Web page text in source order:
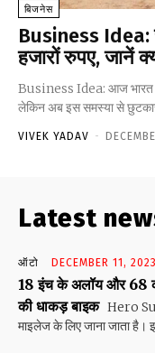
बिजनेस
Business Idea:
हजारों रुपए, जानें
Business Idea: आज भारत
लेकिन अब इस समस्या से
VIVEK YADAV -
Latest
ऑटो DECEMBER 11,
18 इंच के अलॉय और 68
की धाकड़ बाइक Hero
माइलेज के लिए जाना जाता है।